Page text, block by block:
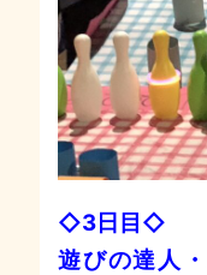
◇3日目◇
遊びの達人